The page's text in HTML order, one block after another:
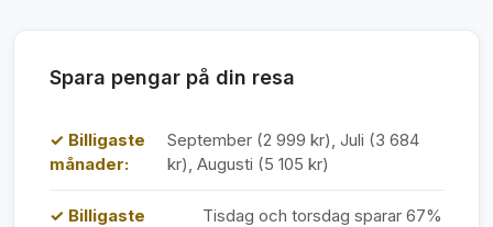
Spara pengar på din resa
✓ Billigaste
månader:
September (2 999 kr), Juli (3 684
kr), Augusti (5 105 kr)
✓ Billigaste
Tisdag och torsdag sparar 67%